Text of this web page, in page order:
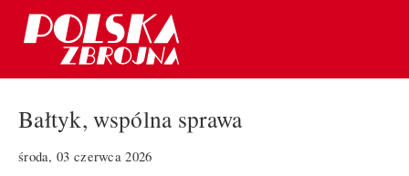
Bałtyk, wspólna sprawa
środa, 03 czerwca 2026